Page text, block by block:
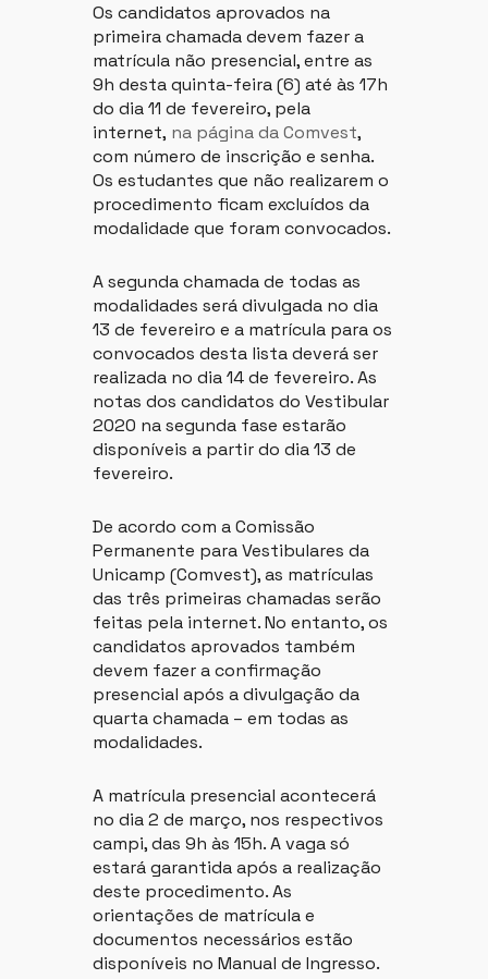
Os candidatos aprovados na
primeira chamada devem fazer a
matrícula não presencial, entre as
9h desta quinta-feira (6) até às 17h
do dia 11 de fevereiro, pela
internet, na página da Comvest,
com número de inscrição e senha.
Os estudantes que não realizarem o
procedimento ficam excluídos da
modalidade que foram convocados.
A segunda chamada de todas as
modalidades será divulgada no dia
13 de fevereiro e a matrícula para os
convocados desta lista deverá ser
realizada no dia 14 de fevereiro. As
notas dos candidatos do Vestibular
2020 na segunda fase estarão
disponíveis a partir do dia 13 de
fevereiro.
De acordo com a Comissão
Permanente para Vestibulares da
Unicamp (Comvest), as matrículas
das três primeiras chamadas serão
feitas pela internet. No entanto, os
candidatos aprovados também
devem fazer a confirmação
presencial após a divulgação da
quarta chamada – em todas as
modalidades.
A matrícula presencial acontecerá
no dia 2 de março, nos respectivos
campi, das 9h às 15h. A vaga só
estará garantida após a realização
deste procedimento. As
orientações de matrícula e
documentos necessários estão
disponíveis no Manual de Ingresso.